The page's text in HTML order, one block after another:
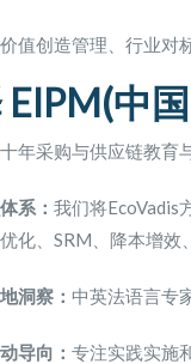
价值创造管理、行业对
中
年采购与供应链教育
系： 我们将EcoVadis
化、SRM、降本增效
洞察： 中英法语言专
导向： 专注实践实施